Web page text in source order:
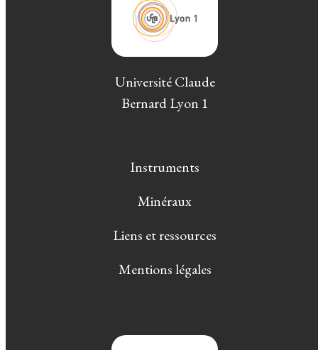
Université Claude
Bernard Lyon 1
Instruments
Minéraux
Liens et ressources
Mentions légales